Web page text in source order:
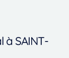
à SAINT-